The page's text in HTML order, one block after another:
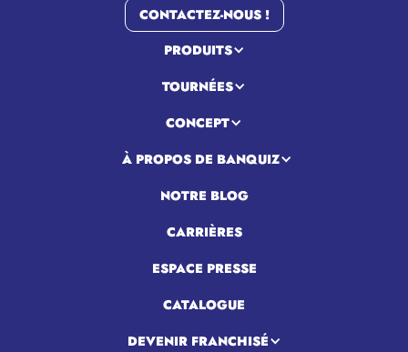
CONTACTEZ-NOUS !
PRODUITS
TOURNÉES
CONCEPT
À PROPOS DE BANQUIZ
NOTRE BLOG
CARRIÈRES
ESPACE PRESSE
CATALOGUE
DEVENIR FRANCHISÉ